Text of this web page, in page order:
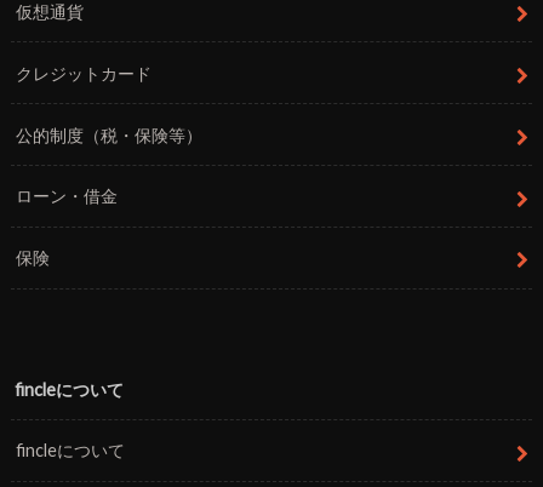
仮想通貨
クレジットカード
公的制度（税・保険等）
ローン・借金
保険
fincleについて
fincleについて